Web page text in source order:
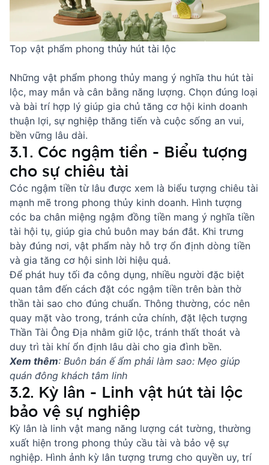
Top vật phẩm phong thủy hút tài lộc
Những vật phẩm phong thủy mang ý nghĩa thu hút tài
lộc, may mắn và cân bằng năng lượng. Chọn đúng loại
và bài trí hợp lý giúp gia chủ tăng cơ hội kinh doanh
thuận lợi, sự nghiệp thăng tiến và cuộc sống an vui,
bền vững lâu dài.
3.1. Cóc ngậm tiền - Biểu tượng
cho sự chiêu tài
Cóc ngậm tiền từ lâu được xem là biểu tượng chiêu tài
mạnh mẽ trong phong thủy kinh doanh. Hình tượng
cóc ba chân miệng ngậm đồng tiền mang ý nghĩa tiền
tài hội tụ, giúp gia chủ buôn may bán đắt. Khi trưng
bày đúng nơi, vật phẩm này hỗ trợ ổn định dòng tiền
và gia tăng cơ hội sinh lời hiệu quả.
Để phát huy tối đa công dụng, nhiều người đặc biệt
quan tâm đến cách đặt cóc ngậm tiền trên bàn thờ
thần tài sao cho đúng chuẩn. Thông thường, cóc nên
quay mặt vào trong, tránh cửa chính, đặt lệch tượng
Thần Tài Ông Địa nhằm giữ lộc, tránh thất thoát và
duy trì tài khí ổn định lâu dài cho gia đình bền.
Xem thêm: Buôn bán ế ẩm phải làm sao: Mẹo giúp
quán đông khách tâm linh
3.2. Kỳ lân - Linh vật hút tài lộc
bảo vệ sự nghiệp
Kỳ lân là linh vật mang năng lượng cát tường, thường
xuất hiện trong phong thủy cầu tài và bảo vệ sự
nghiệp. Hình ảnh kỳ lân tượng trưng cho quyền uy, trí